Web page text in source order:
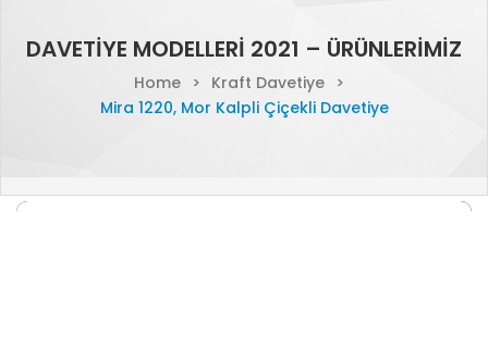
DAVETIYE MODELLERI 2021 – ÜRÜNLERIMIZ
Home > Kraft Davetiye
>
Mira 1220, Mor Kalpli Çiçekli Davetiye